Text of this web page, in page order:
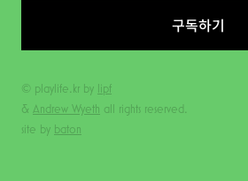
구독하기
© playlife.kr by lipf
& Andrew Wyeth all rights reserved.
site by baton